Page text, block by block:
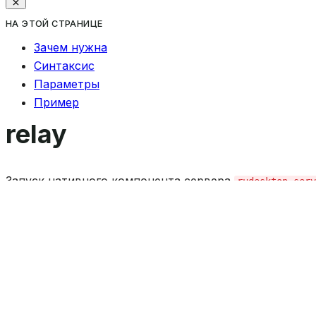
НА ЭТОЙ СТРАНИЦЕ
Зачем нужна
Синтаксис
Параметры
Пример
relay
Запуск нативного компонента сервера rudesktop-